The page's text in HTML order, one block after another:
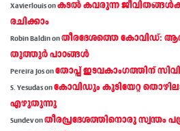
Xavierlouisonകടല്‍ കവരുന്ന
രചിക്കാം
Robin Baldinonതീരദേശത്തെ കോവിഡ്:
തൂത്തൂര്‍ പാഠങ്ങൾ
Pereira Josonതോപ്പ് ഇടവകാംഗത്തിന്
S. Yesudasonകോവിഡും കുടിയേറ്റ
എഴുതുന്നു
Sundevonതീരപ്രദേശത്തിനൊരു സ്വന്തം